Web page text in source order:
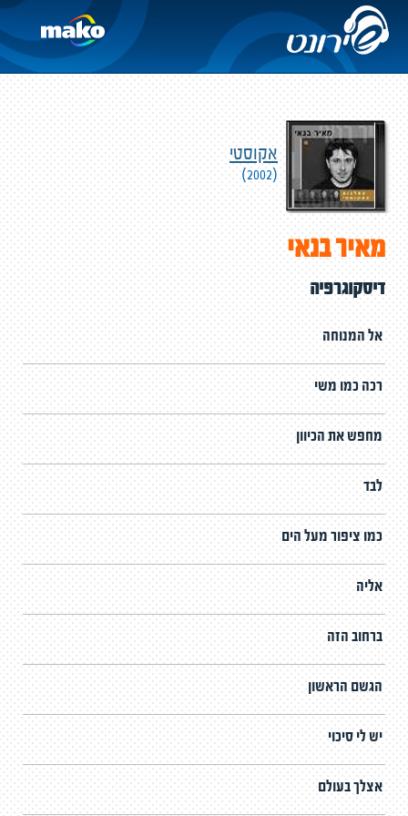
אקוסטי
(2002)
מאיר בנאי
דיסקוגרפיה
אל המנוחה
רכה כמו משי
מחפש את הכיוון
לבד
כמו ציפור מעל הים
אליה
ברחוב הזה
הגשם הראשון
יש לי סיכוי
אצלך בעולם